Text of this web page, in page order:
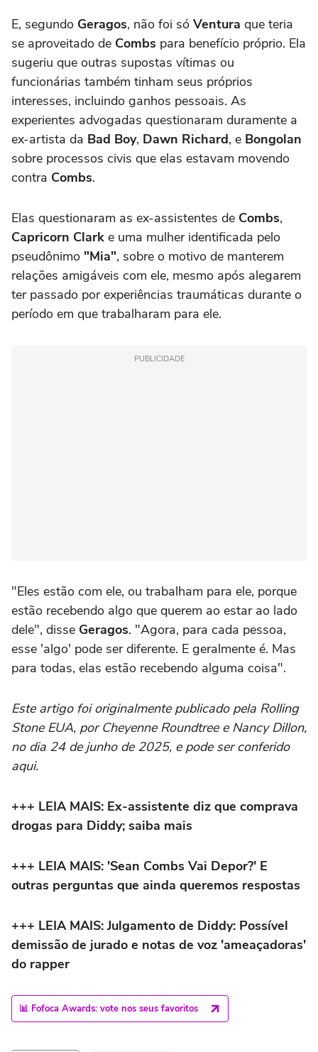
E, segundo Geragos, não foi só Ventura que teria
se aproveitado de Combs para benefício próprio. Ela
sugeriu que outras supostas vítimas ou
funcionárias também tinham seus próprios
interesses, incluindo ganhos pessoais. As
experientes advogadas questionaram duramente a
ex-artista da Bad Boy, Dawn Richard, e Bongolan
sobre processos civis que elas estavam movendo
contra Combs.
Elas questionaram as ex-assistentes de Combs,
Capricorn Clark e uma mulher identificada pelo
pseudônimo "Mia", sobre o motivo de manterem
relações amigáveis com ele, mesmo após alegarem
ter passado por experiências traumáticas durante o
período em que trabalharam para ele.
PUBLICIDADE
"Eles estão com ele, ou trabalham para ele, porque
estão recebendo algo que querem ao estar ao lado
dele", disse Geragos. "Agora, para cada pessoa,
esse 'algo' pode ser diferente. E geralmente é. Mas
para todas, elas estão recebendo alguma coisa".
Este artigo foi originalmente publicado pela Rolling
Stone EUA, por Cheyenne Roundtree e Nancy Dillon,
no dia 24 de junho de 2025, e pode ser conferido
aqui.
+++ LEIA MAIS: Ex-assistente diz que comprava
drogas para Diddy; saiba mais
+++ LEIA MAIS: 'Sean Combs Vai Depor?' E
outras perguntas que ainda queremos respostas
+++ LEIA MAIS: Julgamento de Diddy: Possível
demissão de jurado e notas de voz 'ameaçadoras'
do rapper
📊 Fofoca Awards: vote nos seus favoritos